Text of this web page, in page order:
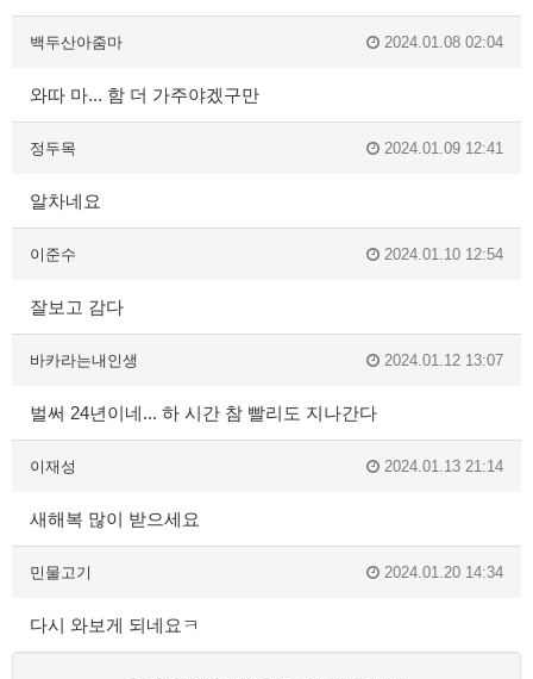
백두산아줌마 2024.01.08 02:04
와따 마... 함 더 가주야겠구만
정두목 2024.01.09 12:41
알차네요
이준수 2024.01.10 12:54
잘보고 감다
바카라는내인생 2024.01.12 13:07
벌써 24년이네... 하 시간 참 빨리도 지나간다
이재성 2024.01.13 21:14
새해복 많이 받으세요
민물고기 2024.01.20 14:34
다시 와보게 되네요ㅋ